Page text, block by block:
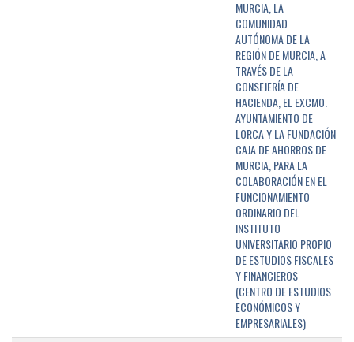
MURCIA, LA
COMUNIDAD
AUTÓNOMA DE LA
REGIÓN DE MURCIA, A
TRAVÉS DE LA
CONSEJERÍA DE
HACIENDA, EL EXCMO.
AYUNTAMIENTO DE
LORCA Y LA FUNDACIÓN
CAJA DE AHORROS DE
MURCIA, PARA LA
COLABORACIÓN EN EL
FUNCIONAMIENTO
ORDINARIO DEL
INSTITUTO
UNIVERSITARIO PROPIO
DE ESTUDIOS FISCALES
Y FINANCIEROS
(CENTRO DE ESTUDIOS
ECONÓMICOS Y
EMPRESARIALES)